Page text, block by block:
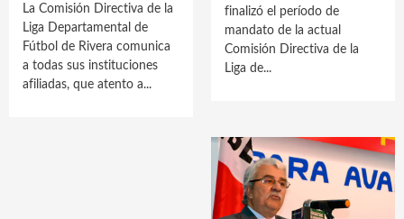
La Comisión Directiva de la
Liga Departamental de
Fútbol de Rivera comunica
a todas sus instituciones
afiliadas, que atento a...
finalizó el período de
mandato de la actual
Comisión Directiva de la
Liga de...